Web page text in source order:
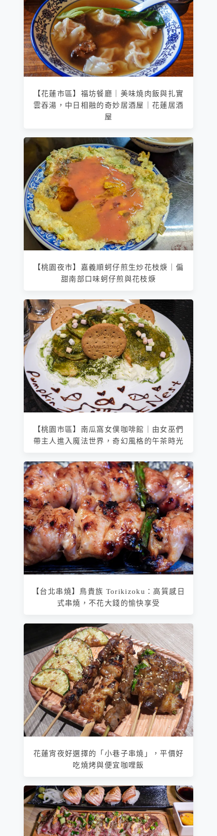
【花蓮市區】福坊餐廳｜美味燒肉飯與扎實
雲吞湯，中日相融的奇妙居酒屋｜花蓮居酒
屋
【桃園夜市】嘉義順蚵仔煎生炒花枝焿｜偏
甜南部口味蚵仔煎與花枝焿
【桃園市區】南瓜窩女僕咖啡館｜由女巫們
帶主人進入魔法世界，奇幻風格的午茶時光
【台北串燒】鳥貴族 Torikizoku：高質感日
式串燒，不花大錢的愉快享受
花蓮宵夜好選擇的「小巷子串燒」，平價好
吃燒烤與便宜咖哩飯